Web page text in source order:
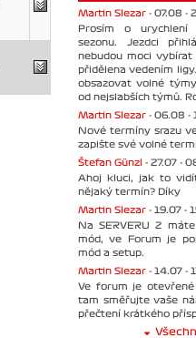
Martin Slezar - 07.08 -
Prosím o urychlení
sezonu. Jezdci
nebudou moci
přidělena vedením
obsazovat volné
od nejslabších týmů.
Martin Slezar - 06.08 -
Nové termíny srazu
zapište své volné
Štefan Günzl - 27.07 -
Ahoj kluci, jak to
nějaký termín? Díky
Martin Slezar - 19.07 -
Na SERVERU 2
mód, ve Forum je
mód a setup.
Martin Slezar - 14.07 -
Ve forum je
tam směřujte vaše
přečtení krátkého